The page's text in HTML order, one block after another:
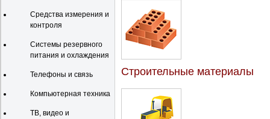
Средства измерения и
контроля
Системы резервного
питания и охлаждения
Телефоны и связь
Компьютерная техника
ТВ, видео и
Строительные материалы